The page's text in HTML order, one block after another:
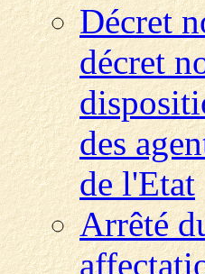
Décret
décret
des
de l'Etat
Arrêté